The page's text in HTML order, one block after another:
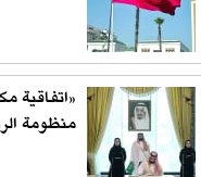
«اتفاقية
منظومة